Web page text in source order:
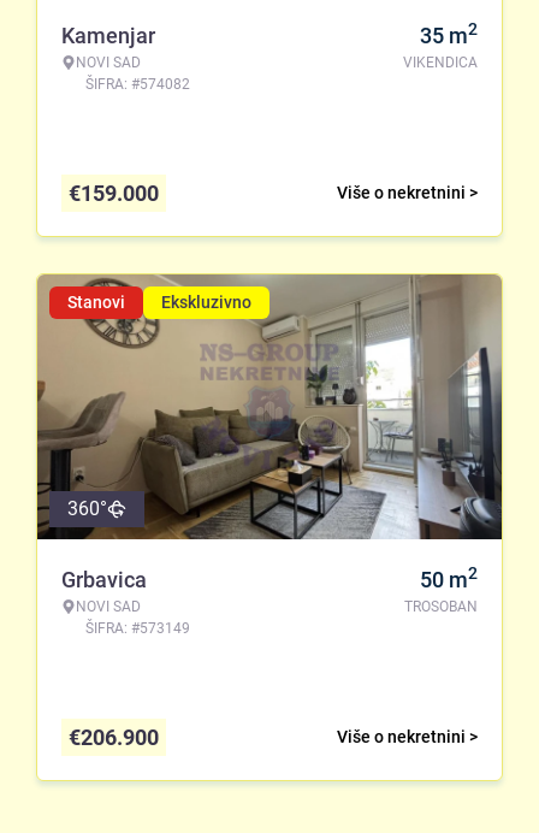
Kamenjar
NOVI SAD
ŠIFRA: #574082
35 m2
VIKENDICA
Više o nekretnini >
€159.000
Stanovi Ekskluzivno
360°
Grbavica
NOVI SAD
ŠIFRA: #573149
50 m2
TROSOBAN
Više o nekretnini >
€206.900